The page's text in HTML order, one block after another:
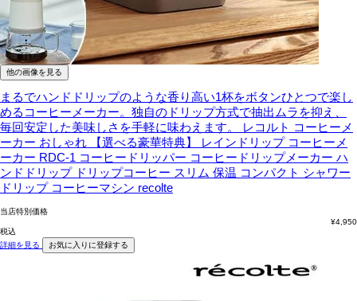
他の画像を見る
まるでハンドドリップのような香り高い1杯をボタンひとつで楽し
めるコーヒーメーカー。独自のドリップ方式で抽出ムラを抑え、
毎回安定した美味しさを手軽に味わえます。
レコルト コーヒーメ
ーカー おしゃれ 【選べる豪華特典】 レインドリップ コーヒーメ
ーカー RDC-1 コーヒードリッパー コーヒードリップメーカー ハ
ンドドリップ ドリップコーヒー スリム 保温 コンパクト シャワー
ドリップ コーヒーマシン recolte
当店特別価格
¥4,950
税込
詳細を見る
お気に入りに登録する